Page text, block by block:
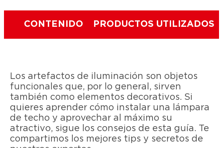
CONTENIDO PRODUCTOS UTILIZADOS
Los artefactos de iluminación son objetos
funcionales que, por lo general, sirven
también como elementos decorativos. Si
quieres aprender cómo instalar una lámpara
de techo y aprovechar al máximo su
atractivo, sigue los consejos de esta guía. Te
compartimos los mejores tips y secretos de